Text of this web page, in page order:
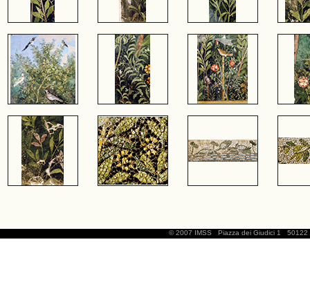
© 2007 IMSS Piazza dei Giudici 1 50122